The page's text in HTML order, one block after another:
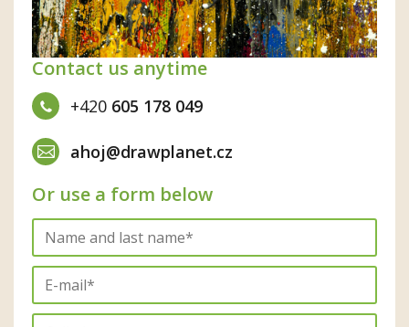
Contact us anytime
+420 605 178 049
ahoj@drawplanet.cz
Or use a form below